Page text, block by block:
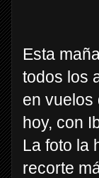
Esta
todos los
en vuelos
hoy, con
La foto la
recorte